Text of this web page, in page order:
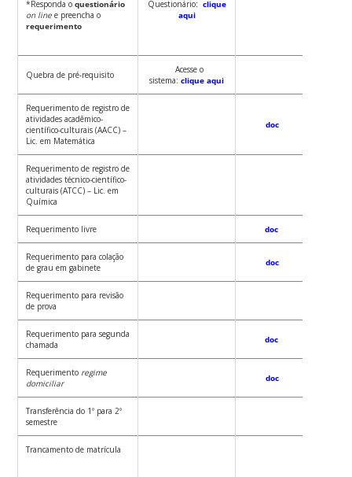
*Responda oquestionário
on line e preencha o
requerimento
Questionário: clique
aqui
Quebra de pré-requisito
Acesse o
sistema:clique aqui
Requerimento de registro de
atividades acadêmico-
científico-culturais (AACC) –
Lic. em Matemática
doc
Requerimento de registro de
atividades técnico-científico-
culturais (ATCC) – Lic. em
Química
Requerimento livre doc
Requerimento para colação
de grau em gabinete
doc
Requerimento para revisão
de prova
Requerimento para segunda
chamada
doc
Requerimento regime
domiciliar
doc
Transferência do 1º para 2º
semestre
Trancamento de matrícula